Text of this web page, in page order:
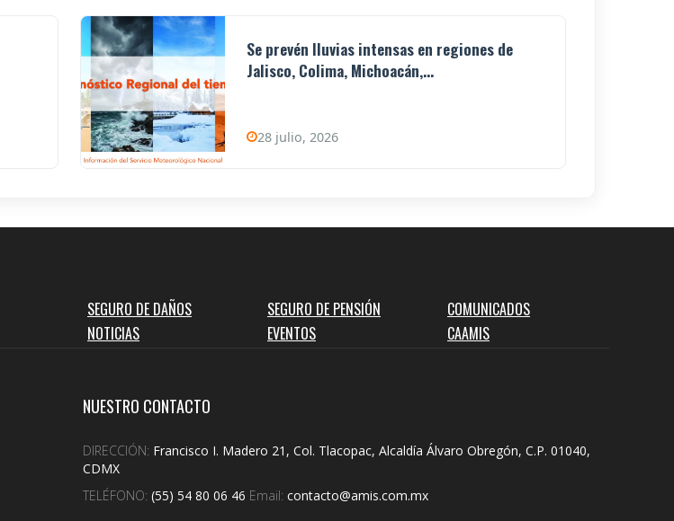
Se prevén lluvias intensas en regiones de
Jalisco, Colima, Michoacán,...
28 julio, 2026
SEGURO DE DAÑOS SEGURO DE PENSIÓN
COMUNICADOS
NOTICIAS EVENTOS CAAMIS
NUESTRO CONTACTO
DIRECCIÓN: Francisco I. Madero 21, Col. Tlacopac, Alcaldía Álvaro Obregón, C.P. 01040,
CDMX
TELÉFONO: (55) 54 80 06 46 Email: contacto@amis.com.mx